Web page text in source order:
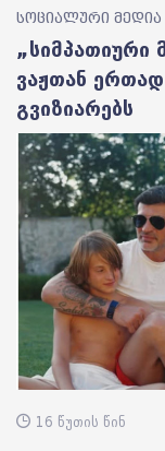
სოციალური მედია
„სიმპათიური
ვაჟთან
გვიზიარებს
16 წუთის წინ